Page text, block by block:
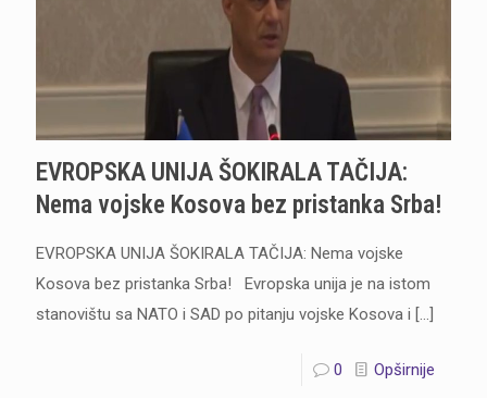
EVROPSKA UNIJA ŠOKIRALA TAČIJA:
Nema vojske Kosova bez pristanka Srba!
EVROPSKA UNIJA ŠOKIRALA TAČIJA: Nema vojske
Kosova bez pristanka Srba! Evropska unija je na istom
stanovištu sa NATO i SAD po pitanju vojske Kosova i […]
0 Opširnije